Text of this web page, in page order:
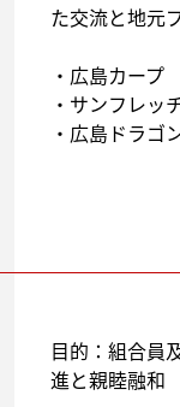
た交流と地元
・広島カープ
・サンフレッ
・広島ドラゴ
目的：組合員
進と親睦融和